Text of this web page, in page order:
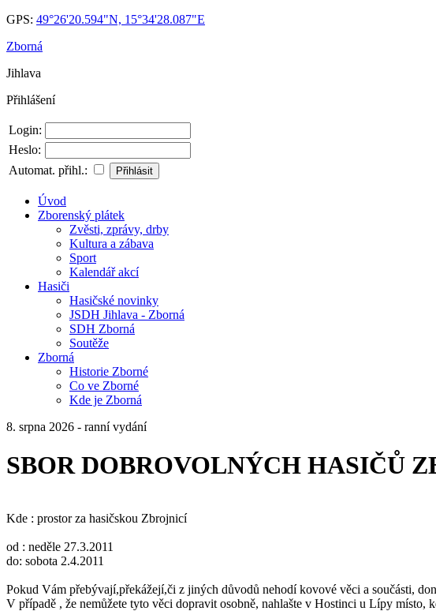
GPS: 49°26'20.594"N, 15°34'28.087"E
Zborná
Jihlava
Přihlášení
Login:
Heslo:
Automat. přihl.:
Úvod
Zborenský plátek
Zvěsti, zprávy, drby
Kultura a zábava
Sport
Kalendář akcí
Hasiči
Hasičské novinky
JSDH Jihlava - Zborná
SDH Zborná
Soutěže
Zborná
Historie Zborné
Co ve Zborné
Kde je Zborná
8. srpna 2026 - ranní vydání
SBOR DOBROVOLNÝCH HASIČŮ
Kde : prostor za hasičskou Zbrojnicí
od : neděle 27.3.2011
do: sobota 2.4.2011
Pokud Vám přebývají,překážejí,či z jiných důvodů nehodí kovové věci a součásti,
V případě , že nemůžete tyto věci dopravit osobně, nahlašte v Hostinci u Lípy místo,